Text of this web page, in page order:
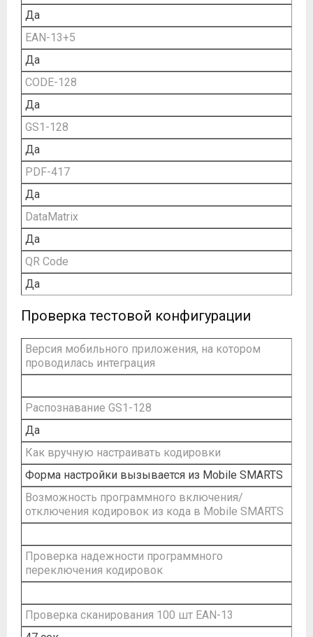
Да
EAN-13+5
Да
CODE-128
Да
GS1-128
Да
PDF-417
Да
DataMatrix
Да
QR Code
Да
Проверка тестовой конфигурации
Версия мобильного приложения, на котором
проводилась интеграция
Распознавание GS1-128
Да
Как вручную настраивать кодировки
Форма настройки вызывается из Mobile SMARTS
Возможность программного включения/
отключения кодировок из кода в Mobile SMARTS
Проверка надежности программного
переключения кодировок
Проверка сканирования 100 шт EAN-13